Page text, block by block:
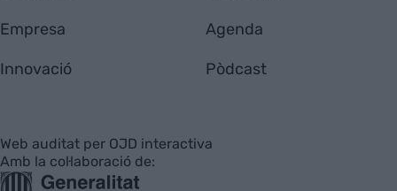
Empresa
Innovació
Agenda
Pòdcast
Web auditat per OJD interactiva
Amb la col·laboració de: